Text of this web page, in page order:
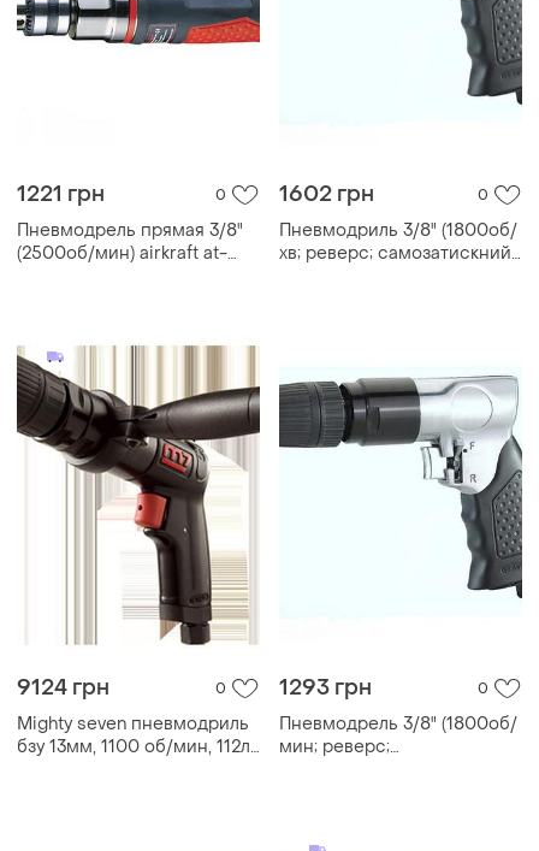
1221 грн 0
Пневмодрель прямая 3/8"
(2500об/мин) airkraft at-
1602 грн 0
Пневмодриль 3/8" (1800об/
хв; реверс; самозатискний
9124 грн 0
Mighty seven пневмодриль
бзу 13мм, 1100 об/мин, 112л/
1293 грн 0
Пневмодрель 3/8" (1800об/
мин; реверс;